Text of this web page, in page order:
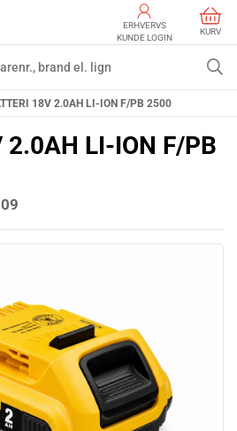
ERHVERVS
KUNDE LOGIN
KURV
18V 2.0AH LI-ION F/PB 2500
2.0AH LI-ION F/PB